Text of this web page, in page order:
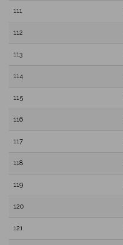
111
112
113
114
115
116
117
118
119
120
121